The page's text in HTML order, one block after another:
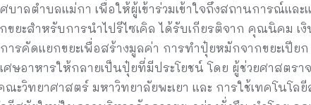
าลตำบลแม่กา เพื่อให้ผู้เข้าร่วมเข้าใจถึงสถานการณ์และ
ขยะสำหรับการนำไปรีไซเคิล ได้รับเกียรติจาก คุณนิคม เ
ารคัดแยกขยะเพื่อสร้างมูลค่า การทำปุ๋ยหมักจากขยะเปี
เศษอาหารให้กลายเป็นปุ๋ยที่มีประโยชน์ โดย ผู้ช่วยศาสตร
ะวิทยาศาสตร์ มหาวิทยาลัยพะเยา และ การใช้เทคโนโล